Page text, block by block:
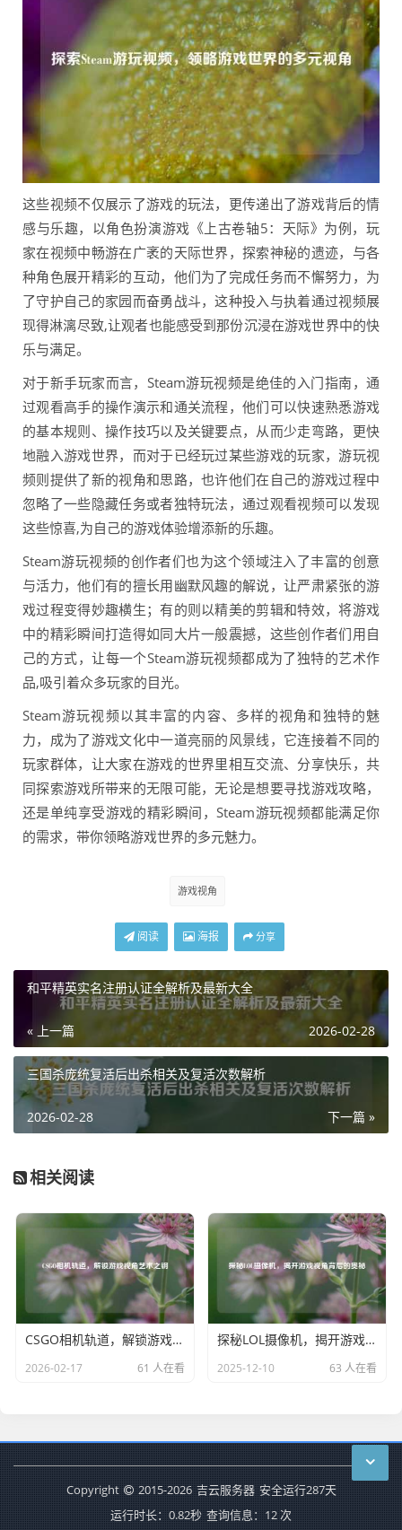
这些视频不仅展示了游戏的玩法，更传递出了游戏背后的情
感与乐趣，以角色扮演游戏《上古卷轴5：天际》为例，玩
家在视频中畅游在广袤的天际世界，探索神秘的遗迹，与各
种角色展开精彩的互动，他们为了完成任务而不懈努力，为
了守护自己的家园而奋勇战斗，这种投入与执着通过视频展
现得淋漓尽致,让观者也能感受到那份沉浸在游戏世界中的快
乐与满足。
对于新手玩家而言，Steam游玩视频是绝佳的入门指南，通
过观看高手的操作演示和通关流程，他们可以快速熟悉游戏
的基本规则、操作技巧以及关键要点，从而少走弯路，更快
地融入游戏世界，而对于已经玩过某些游戏的玩家，游玩视
频则提供了新的视角和思路，也许他们在自己的游戏过程中
忽略了一些隐藏任务或者独特玩法，通过观看视频可以发现
这些惊喜,为自己的游戏体验增添新的乐趣。
Steam游玩视频的创作者们也为这个领域注入了丰富的创意
与活力，他们有的擅长用幽默风趣的解说，让严肃紧张的游
戏过程变得妙趣横生；有的则以精美的剪辑和特效，将游戏
中的精彩瞬间打造得如同大片一般震撼，这些创作者们用自
己的方式，让每一个Steam游玩视频都成为了独特的艺术作
品,吸引着众多玩家的目光。
Steam游玩视频以其丰富的内容、多样的视角和独特的魅
力，成为了游戏文化中一道亮丽的风景线，它连接着不同的
玩家群体，让大家在游戏的世界里相互交流、分享快乐，共
同探索游戏所带来的无限可能，无论是想要寻找游戏攻略，
还是单纯享受游戏的精彩瞬间，Steam游玩视频都能满足你
的需求，带你领略游戏世界的多元魅力。
游戏视角
阅读 海报 分享
和平精英实名注册认证全解析及最新大全
« 上一篇 2026-02-28
三国杀庞统复活后出杀相关及复活次数解析
下一篇 »
2026-02-28
相关阅读
CSGO相机轨道，解锁游戏视角艺术之钥
2026-02-17 61 人在看
探秘LOL摄像机，揭开游戏视角背后的奥秘
2025-12-10 63 人在看
Copyright 2015-2026 吉云服务器 安全运行287天
运行时长：0.82秒 查询信息：12 次